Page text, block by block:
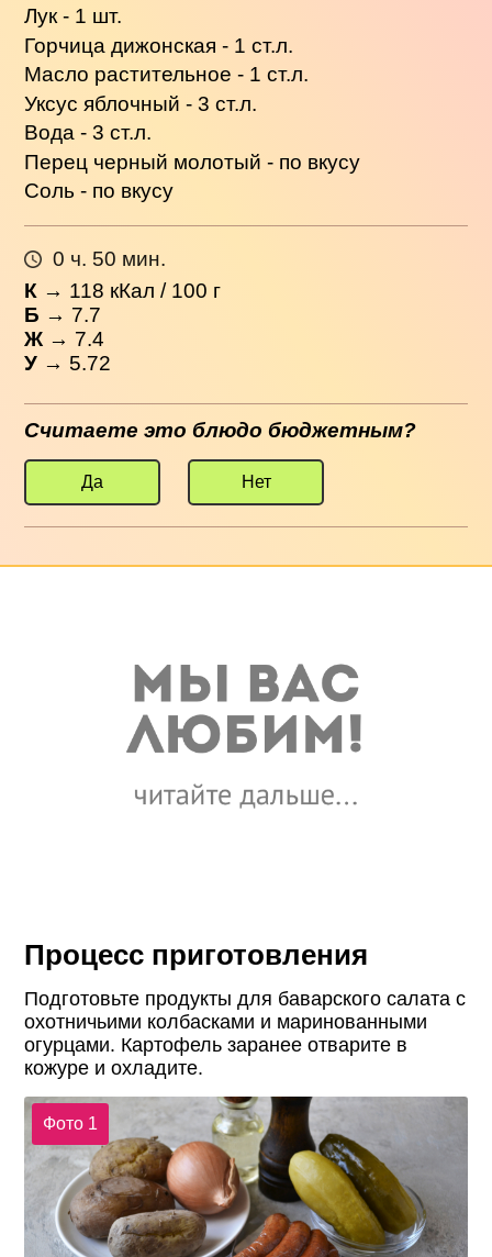
Лук - 1 шт.
Горчица дижонская - 1 ст.л.
Масло растительное - 1 ст.л.
Уксус яблочный - 3 ст.л.
Вода - 3 ст.л.
Перец черный молотый - по вкусу
Соль - по вкусу
0 ч. 50 мин.
К → 118 кКал / 100 г
Б → 7.7
Ж → 7.4
У → 5.72
Считаете это блюдо бюджетным?
Да Нет
Процесс приготовления
Подготовьте продукты для баварского салата с
охотничьими колбасками и маринованными
огурцами. Картофель заранее отварите в
кожуре и охладите.
Фото 1